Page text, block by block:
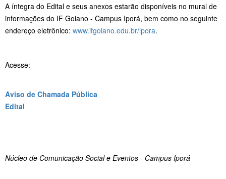
A íntegra do Edital e seus anexos estarão disponíveis no mural de
informações do IF Goiano - Campus Iporá, bem como no seguinte
endereço eletrônico: www.ifgoiano.edu.br/ipora.
Acesse:
Aviso de Chamada Pública
Edital
Núcleo de Comunicação Social e Eventos - Campus Iporá